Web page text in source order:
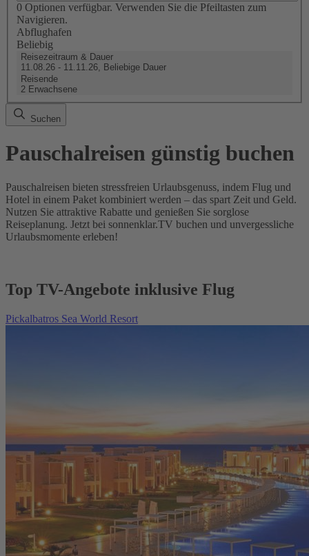
0 Optionen verfügbar. Verwenden Sie die Pfeiltasten zum
Navigieren.
Abflughafen
Beliebig
Reisezeitraum & Dauer
11.08.26 - 11.11.26, Beliebige Dauer
Reisende
2 Erwachsene
Suchen
Pauschalreisen günstig buchen
Pauschalreisen bieten stressfreien Urlaubsgenuss, indem Flug und
Hotel in einem Paket kombiniert werden – das spart Zeit und Geld.
Nutzen Sie attraktive Rabatte und genießen Sie sorglose
Reiseplanung. Jetzt bei sonnenklar.TV buchen und unvergessliche
Urlaubsmomente erleben!
Top TV-Angebote inklusive Flug
Pickalbatros Sea World Resort